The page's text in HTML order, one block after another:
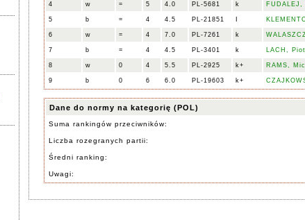
4 w = 5 4.0 PL-5681 k FUDALEJ,
5 b = 4 4.5 PL-21851
6 w = 4 7.0 PL-7261 k
7 b = 4 4.5 PL-3401 k LACH,
8 w 0 4 5.5 PL-2925 k+ RAMS,
9 b 0 6 6.0 PL-19603 k+
Dane do normy na kategorię (POL)
Suma rankingów przeciwników:
Liczba rozegranych partii:
Średni ranking:
Uwagi: